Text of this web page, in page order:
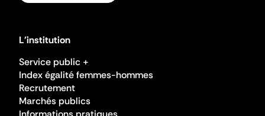
L'institution
Service public +
Index égalité femmes-hommes
Recrutement
Marchés publics